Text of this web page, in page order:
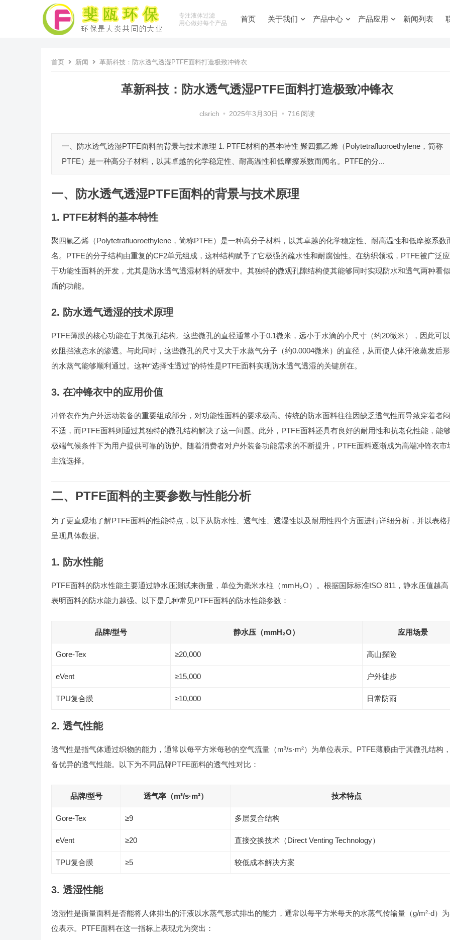
专注液体过滤
用心做好每个产品
首页 关于我们 产品中心 产品应用 新闻列表
首页 新闻 革新科技：防水透气透湿PTFE面料打造极致冲锋衣
革新科技：防水透气透湿PTFE面料打造极致冲锋衣
clsrich • 2025年3月30日 • 716 阅读
一、防水透气透湿PTFE面料的背景与技术原理 1. PTFE材料的基本特性 聚四氟乙烯（Polytetrafluoroethylene，简称
PTFE）是一种高分子材料，以其卓越的化学稳定性、耐高温性和低摩擦系数而闻名。PTFE的分...
一、防水透气透湿PTFE面料的背景与技术原理
1. PTFE材料的基本特性
聚四氟乙烯（Polytetrafluoroethylene，简称PTFE）是一种高分子材料，以其卓越的化学稳定性、耐高温性和低摩擦系数
名。PTFE的分子结构由重复的CF2单元组成，这种结构赋予了它极强的疏水性和耐腐蚀性。在纺织领域，PTFE被广泛
于功能性面料的开发，尤其是防水透气透湿材料的研发中。其独特的微观孔隙结构使其能够同时实现防水和透气两种看
盾的功能。
2. 防水透气透湿的技术原理
PTFE薄膜的核心功能在于其微孔结构。这些微孔的直径通常小于0.1微米，远小于水滴的小尺寸（约20微米），因此可
效阻挡液态水的渗透。与此同时，这些微孔的尺寸又大于水蒸气分子（约0.0004微米）的直径，从而使人体汗液蒸发后
的水蒸气能够顺利通过。这种“选择性透过”的特性是PTFE面料实现防水透气透湿的关键所在。
3. 在冲锋衣中的应用价值
冲锋衣作为户外运动装备的重要组成部分，对功能性面料的要求极高。传统的防水面料往往因缺乏透气性而导致穿着者
不适，而PTFE面料则通过其独特的微孔结构解决了这一问题。此外，PTFE面料还具有良好的耐用性和抗老化性能，能
极端气候条件下为用户提供可靠的防护。随着消费者对户外装备功能需求的不断提升，PTFE面料逐渐成为高端冲锋衣市
主流选择。
二、PTFE面料的主要参数与性能分析
为了更直观地了解PTFE面料的性能特点，以下从防水性、透气性、透湿性以及耐用性四个方面进行详细分析，并以表格
呈现具体数据。
1. 防水性能
PTFE面料的防水性能主要通过静水压测试来衡量，单位为毫米水柱（mmH₂O）。根据国际标准ISO 811，静水压值越高
表明面料的防水能力越强。以下是几种常见PTFE面料的防水性能参数：
品牌/型号 静水压（mmH₂O） 应用场景
Gore-Tex ≥20,000 高山探险
eVent ≥15,000 户外徒步
TPU复合膜 ≥10,000 日常防雨
2. 透气性能
透气性是指气体通过织物的能力，通常以每平方米每秒的空气流量（m³/s·m²）为单位表示。PTFE薄膜由于其微孔结构
备优异的透气性能。以下为不同品牌PTFE面料的透气性对比：
品牌/型号 透气率（m³/s·m²） 技术特点
Gore-Tex ≥9 多层复合结构
eVent ≥20 直接交换技术（Direct Venting Technology）
TPU复合膜 ≥5 较低成本解决方案
3. 透湿性能
透湿性是衡量面料是否能将人体排出的汗液以水蒸气形式排出的能力，通常以每平方米每天的水蒸气传输量（g/m²·d）
位表示。PTFE面料在这一指标上表现尤为突出：